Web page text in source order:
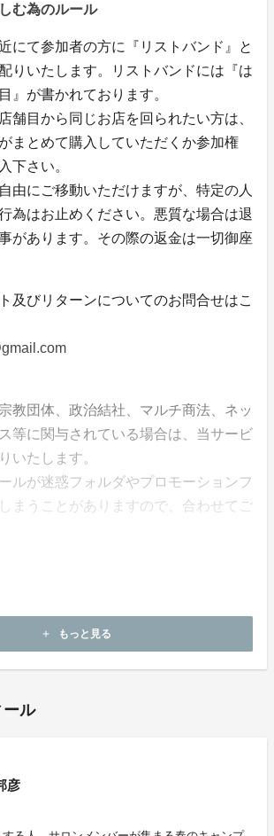
む為のルール
にて参加者の方に『リストバンド』と
りいたします。リストバンドには『は
』が書かれております。
舗目から同じお店を回られたい方は、
まとめて購入していただくか参加権
下さい。
由にご移動いただけますが、特定の人
為はお止めください。悪質な場合は退
があります。その際の返金は一切御座
及びリターンについてのお問合せはこ
教団体、政治結社、マルチ商法、ネッ
等に関与されている場合は、当サービ
いたします。
ルが迷惑フォルダやプロモーションフ
まうことがありますので、合わせてご
で登録をお願いします。
add もっと見る
ール
彦